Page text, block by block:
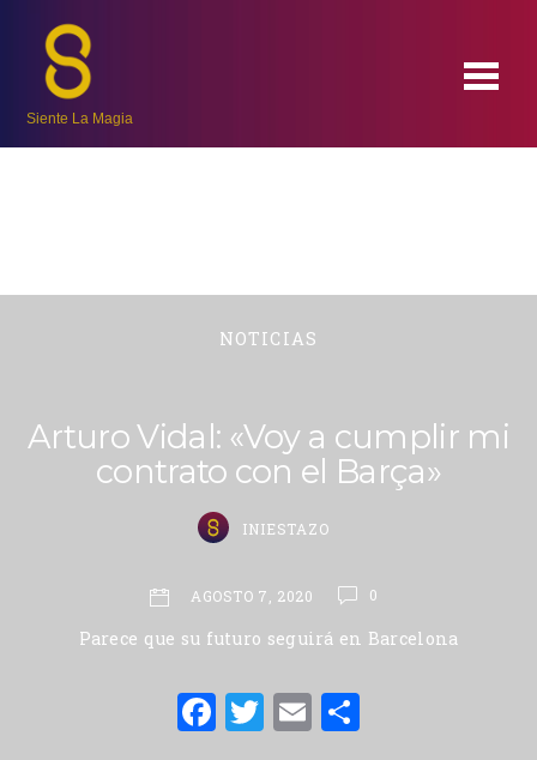
Siente La Magia
NOTICIAS
Arturo Vidal: «Voy a cumplir mi
contrato con el Barça»
INIESTAZO
AGOSTO 7, 2020 0
Parece que su futuro seguirá en Barcelona
F T E